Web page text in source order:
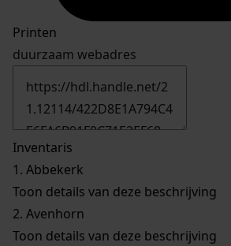
Printen
duurzaam webadres
Inventaris
1. Abbekerk
Toon details van deze beschrijving
2. Avenhorn
Toon details van deze beschrijving